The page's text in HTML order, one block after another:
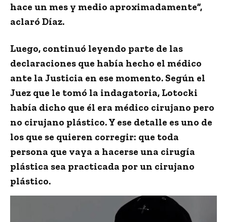
hace un mes y medio aproximadamente”,
aclaró Díaz.
Luego, continuó leyendo parte de las
declaraciones que había hecho el médico
ante la Justicia en ese momento. Según el
Juez que le tomó la indagatoria, Lotocki
había dicho que él era médico cirujano pero
no cirujano plástico. Y ese detalle es uno de
los que se quieren corregir: que toda
persona que vaya a hacerse una cirugía
plástica sea practicada por un cirujano
plástico.